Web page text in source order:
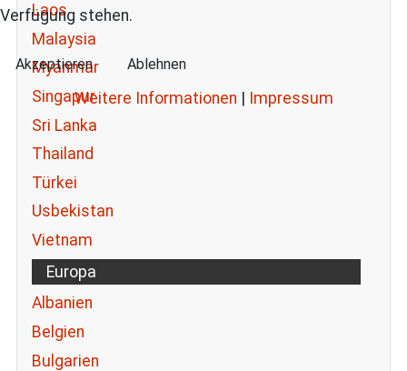
Laos
Malaysia
Myanmar
Singapur
Sri Lanka
Thailand
Türkei
Usbekistan
Vietnam
Europa
Albanien
Belgien
Bulgarien
Verfügung stehen.
Akzeptieren Ablehnen
Weitere Informationen | Impressum